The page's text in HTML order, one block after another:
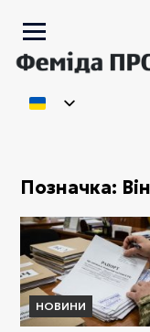
Позначка:
НОВИНИ